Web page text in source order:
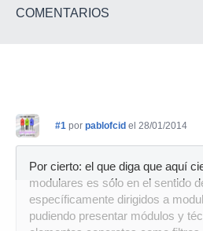
COMENTARIOS
#1 por pablofcid el 28/01/2014
Por cierto: el que diga que aquí
modulares es sólo en el sentido
específicamente dirigidos a
pudiendo presentar módulos y